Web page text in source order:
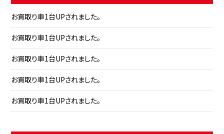
お買取り車1台UPされました。
お買取り車1台UPされました。
お買取り車1台UPされました。
お買取り車1台UPされました。
お買取り車1台UPされました。